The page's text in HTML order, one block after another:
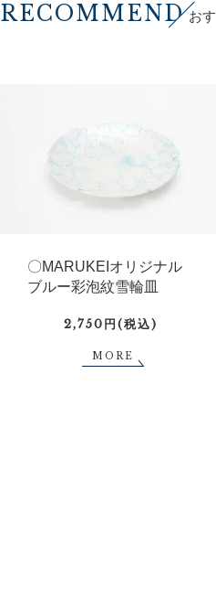
RECOMMEND お
〇MARUKEIオリジナル
ブルー彩泡紋雪輪皿
2,750円(税込)
MORE